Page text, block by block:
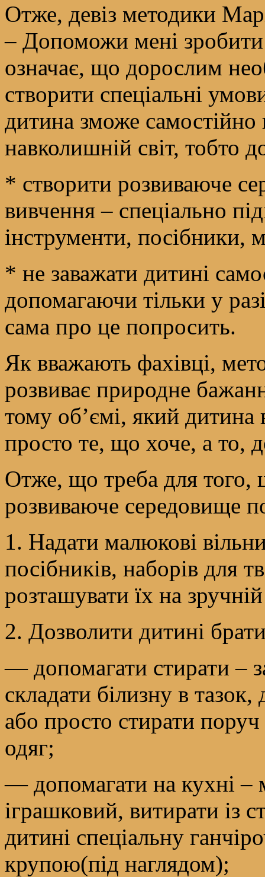
Отже, девіз методики
– Допоможи мені
означає, що дорослим
створити спеціальні
дитина зможе самостійно
навколишній світ, тобто
* створити розвиваюче
вивчення – спеціально
інструменти, посібники,
* не заважати дитині
допомагаючи тільки у
сама про це попросить.
Як вважають фахівці,
розвиває природне
тому об’ємі, який дитина
просто те, що хоче, а то,
Отже, що треба для того,
розвиваюче середовище
1. Надати малюкові
посібників, наборів для
розташувати їх на
2. Дозволити дитині
— допомагати стирати –
складати білизну в
або просто стирати
одяг;
— допомагати на кухні –
іграшковий, витирати із
дитині спеціальну
крупою(під наглядом);